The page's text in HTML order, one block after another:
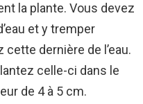
la plante. Vous devez
et y tremper
cette dernière de l’eau.
celle-ci dans le
de 4 à 5 cm.